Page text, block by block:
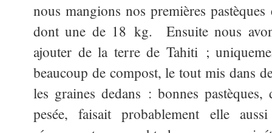
nous mangions nos premières
dont une de 18 kg. Ensuite nous
ajouter de la terre de Tahiti ;
beaucoup de compost, le tout mis dans
les graines dedans : bonnes
pesée, faisait probablement elle